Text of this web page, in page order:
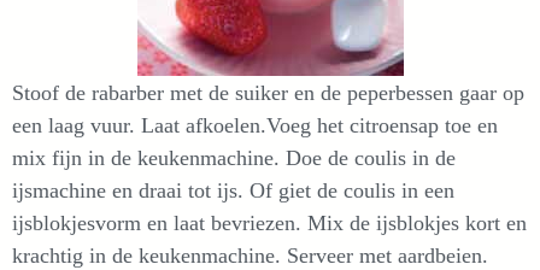
Stoof de rabarber met de suiker en de peperbessen gaar op
een laag vuur. Laat afkoelen.Voeg het citroensap toe en
mix fijn in de keukenmachine. Doe de coulis in de
ijsmachine en draai tot ijs. Of giet de coulis in een
ijsblokjesvorm en laat bevriezen. Mix de ijsblokjes kort en
krachtig in de keukenmachine. Serveer met aardbeien.